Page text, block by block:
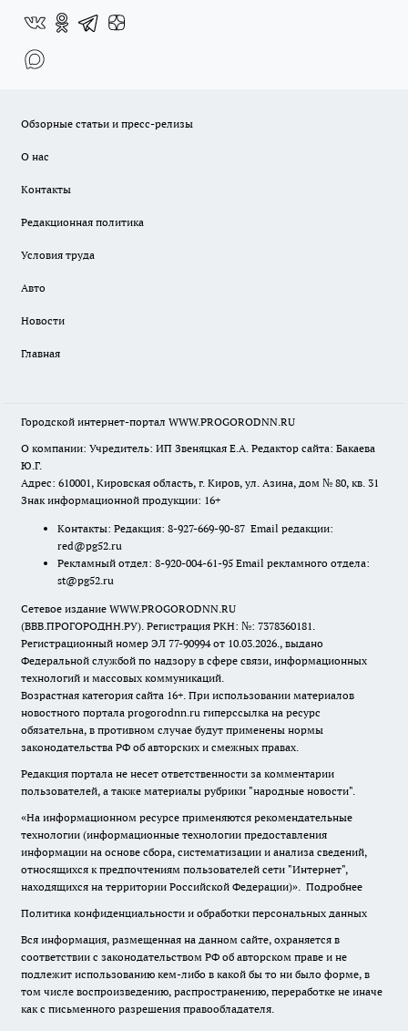
Обзорные статьи и пресс-релизы
О нас
Контакты
Редакционная политика
Условия труда
Авто
Новости
Главная
Городской интернет-портал WWW.PROGORODNN.RU
О компании: Учредитель: ИП Звеняцкая Е.А. Редактор сайта: Бакаева
Ю.Г.
Адрес: 610001, Кировская область, г. Киров, ул. Азина, дом № 80, кв. 31
Знак информационной продукции: 16+
Контакты: Редакция: 8-927-669-90-87 Email редакции:
red@pg52.ru
Рекламный отдел: 8-920-004-61-95 Email рекламного отдела:
st@pg52.ru
Сетевое издание WWW.PROGORODNN.RU
(ВВВ.ПРОГОРОДНН.РУ). Регистрация РКН: №: 7378360181.
Регистрационный номер ЭЛ 77-90994 от 10.03.2026., выдано
Федеральной службой по надзору в сфере связи, информационных
технологий и массовых коммуникаций.
Возрастная категория сайта 16+. При использовании материалов
новостного портала progorodnn.ru гиперссылка на ресурс
обязательна, в противном случае будут применены нормы
законодательства РФ об авторских и смежных правах.
Редакция портала не несет ответственности за комментарии
пользователей, а также материалы рубрики "народные новости".
«На информационном ресурсе применяются рекомендательные
технологии (информационные технологии предоставления
информации на основе сбора, систематизации и анализа сведений,
относящихся к предпочтениям пользователей сети "Интернет",
находящихся на территории Российской Федерации)». Подробнее
Политика конфиденциальности и обработки персональных данных
Вся информация, размещенная на данном сайте, охраняется в
соответствии с законодательством РФ об авторском праве и не
подлежит использованию кем-либо в какой бы то ни было форме, в
том числе воспроизведению, распространению, переработке не иначе
как с письменного разрешения правообладателя.